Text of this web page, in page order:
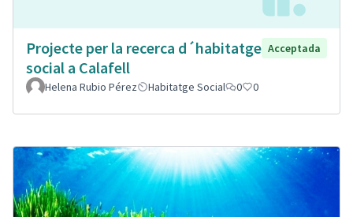
Projecte per la recerca d´habitatge
social a Calafell
Acceptada
Helena Rubio Pérez Habitatge Social 0 0